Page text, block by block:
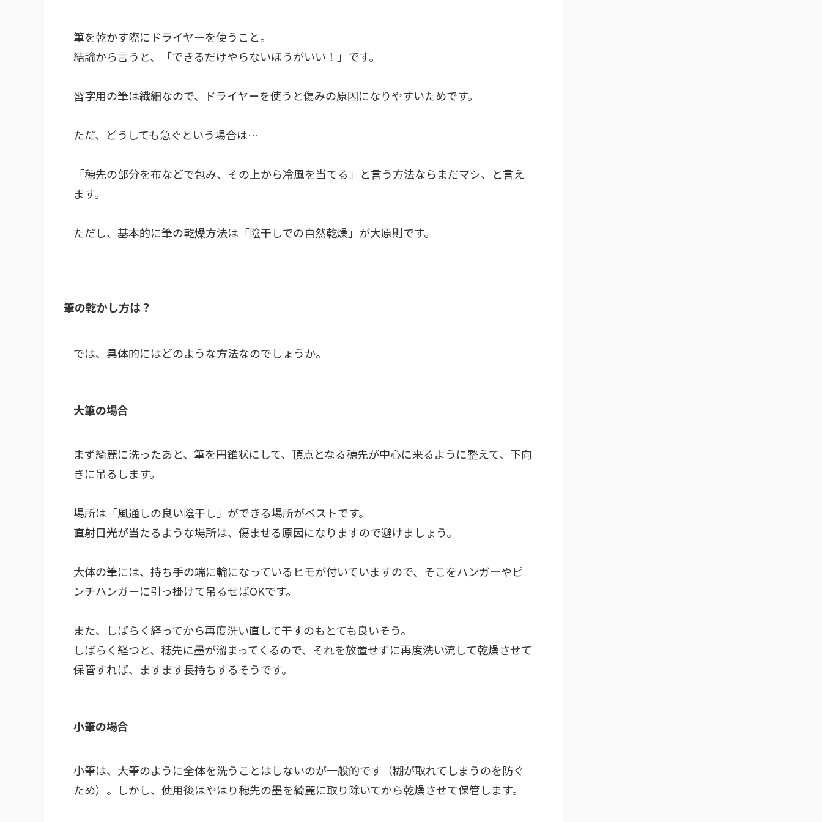
筆を乾かす際にドライヤーを使うこと。
結論から言うと、「できるだけやらないほうがいい！」です。
習字用の筆は繊細なので、ドライヤーを使うと傷みの原因になりやすいためです。
ただ、どうしても急ぐという場合は…
「穂先の部分を布などで包み、その上から冷風を当てる」と言う方法ならまだマシ、と言え
ます。
ただし、 基本的に筆の乾燥方法は「陰干しでの自然乾燥」が大原則です。
筆の乾かし方は？
では、具体的にはどのような方法なのでしょうか。
大筆の場合
まず綺麗に洗ったあと、筆を円錐状にして、頂点となる穂先が中心に来るように整えて、下向
きに吊るします。
場所は「風通しの良い陰干し」ができる場所がベストです。
直射日光が当たるような場所は、傷ませる原因になりますので避けましょう。
大体の筆には、持ち手の端に輪になっているヒモが付いていますので、そこをハンガーやピ
ンチハンガーに引っ掛けて吊るせばOKです。
また、しばらく経ってから再度洗い直して干すのもとても良いそう。
しばらく経つと、穂先に墨が溜まってくるので、それを放置せずに再度洗い流して乾燥させて
保管すれば、ますます長持ちするそうです。
小筆の場合
小筆は、大筆のように全体を洗うことはしないのが一般的です（糊が取れてしまうのを防ぐ
ため）。しかし、使用後はやはり穂先の墨を綺麗に取り除いてから乾燥させて保管します。